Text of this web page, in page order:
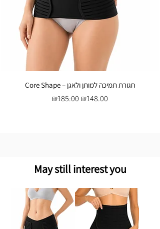
Core Shape – חגורת תמיכה למותן ולאגן
Regular Price
₪185.00 Sale Price
₪148.00
May still interest you